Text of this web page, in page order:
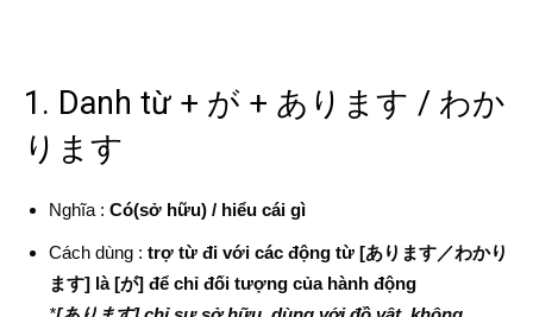
1. Danh từ + が + あります / わか
ります
Nghĩa : Có(sở hữu) / hiểu cái gì
Cách dùng : trợ từ đi với các động từ [あります／わかり
ます] là [が] để chỉ đối tượng của hành động